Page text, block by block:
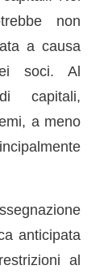
non
a causa
soci. Al
capitali,
a meno
anticipata
al